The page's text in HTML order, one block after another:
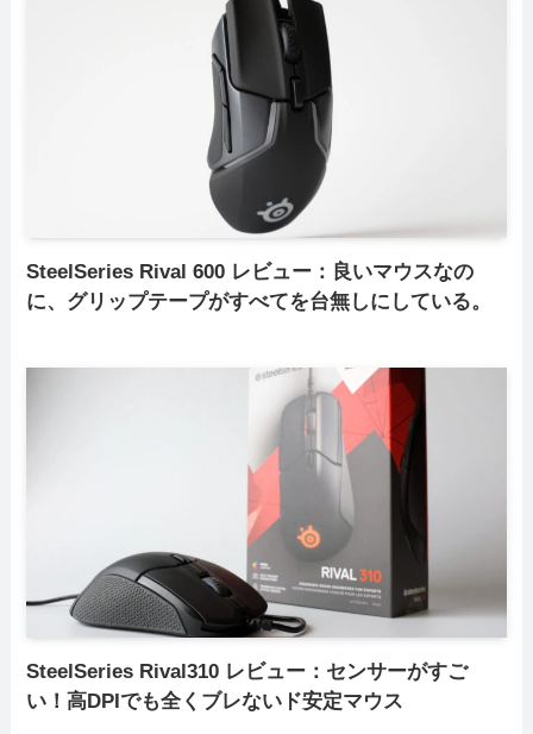
SteelSeries Rival 600 レビュー：良いマウスなの
に、グリップテープがすべてを台無しにしている。
SteelSeries Rival310 レビュー：センサーがすご
い！高DPIでも全くブレないド安定マウス